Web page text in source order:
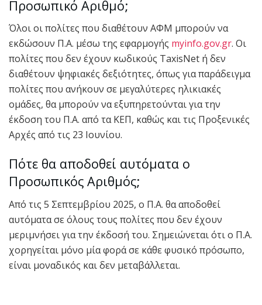
Προσωπικό Αριθμό;
Όλοι οι πολίτες που διαθέτουν ΑΦΜ μπορούν να
εκδώσουν Π.Α. μέσω της εφαρμογής myinfo.gov.gr. Οι
πολίτες που δεν έχουν κωδικούς TaxisNet ή δεν
διαθέτουν ψηφιακές δεξιότητες, όπως για παράδειγμα
πολίτες που ανήκουν σε μεγαλύτερες ηλικιακές
ομάδες, θα μπορούν να εξυπηρετούνται για την
έκδοση του Π.Α. από τα ΚΕΠ, καθώς και τις Προξενικές
Αρχές από τις 23 Ιουνίου.
Πότε θα αποδοθεί αυτόματα ο
Προσωπικός Αριθμός;
Από τις 5 Σεπτεμβρίου 2025, ο Π.Α. θα αποδοθεί
αυτόματα σε όλους τους πολίτες που δεν έχουν
μεριμνήσει για την έκδοσή του. Σημειώνεται ότι ο Π.Α.
χορηγείται μόνο μία φορά σε κάθε φυσικό πρόσωπο,
είναι μοναδικός και δεν μεταβάλλεται.